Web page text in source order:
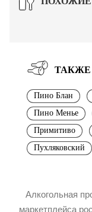
ТАКЖЕ
Пино Блан
Пино Менье
Примитиво
Пухляковский
Алкогольная
маркетплейса